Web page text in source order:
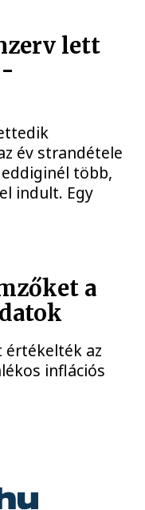
lett
év strandétele
több,
indult. Egy
a
értékelték az
inflációs